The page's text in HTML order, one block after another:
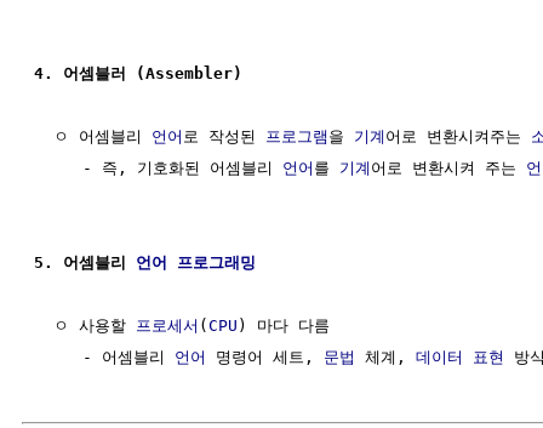
4. 어셈블러 (Assembler)
  ㅇ 어셈블리
언어 로 작성된 프로그램 을 기계 어로 변환시켜주는
     - 즉, 기호화된 어셈블리
언어 를 기계 어로 변환시켜 주는
5. 어셈블리 언어 프로그래밍
  ㅇ 사용할
프로세서 (CPU ) 마다 다름
     - 어셈블리
언어 명령어 세트, 문법 체계, 데이터 표현 방